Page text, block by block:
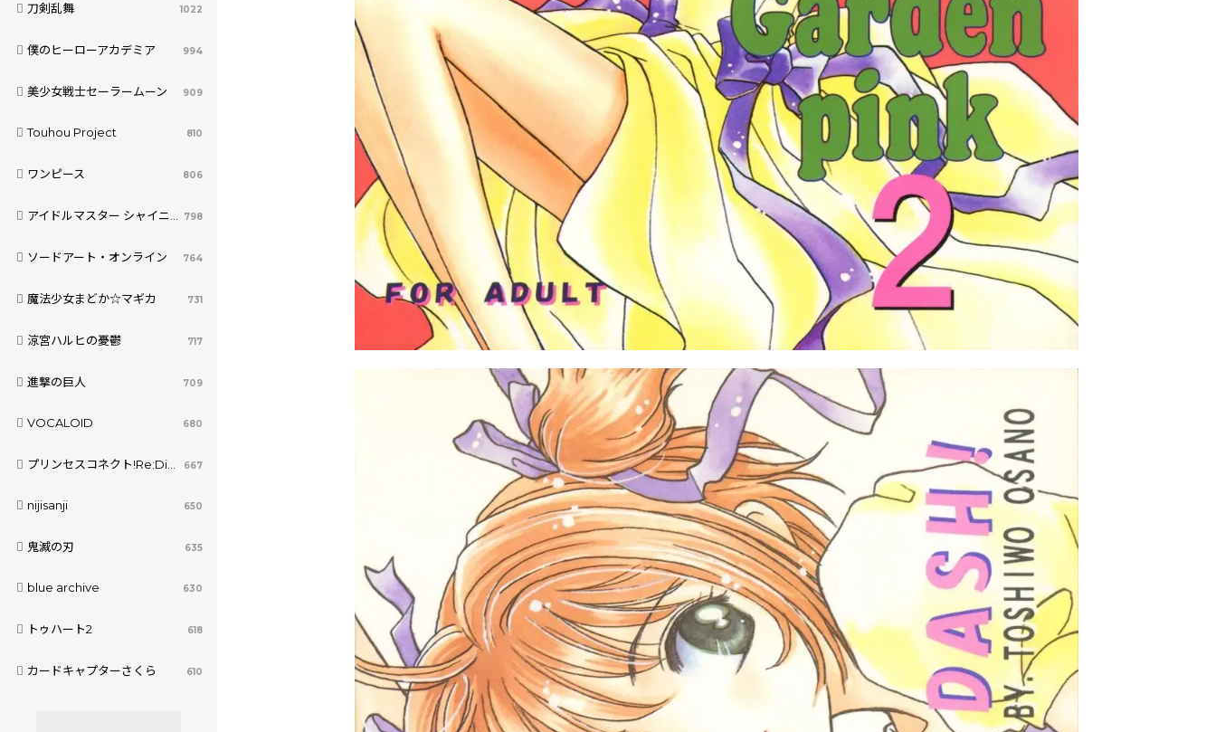
刀剣乱舞 1022
僕のヒーローアカデミア 994
美少女戦士セーラームーン 909
Touhou Project 810
ワンピース 806
アイドルマスター シャイニーカラーズ 798
ソードアート・オンライン 764
魔法少女まどか☆マギカ 731
涼宮ハルヒの憂鬱 717
進撃の巨人 709
VOCALOID 680
プリンセスコネクト!Re:Dive 667
nijisanji 650
鬼滅の刃 635
blue archive 630
トゥハート2 618
カードキャプターさくら 610